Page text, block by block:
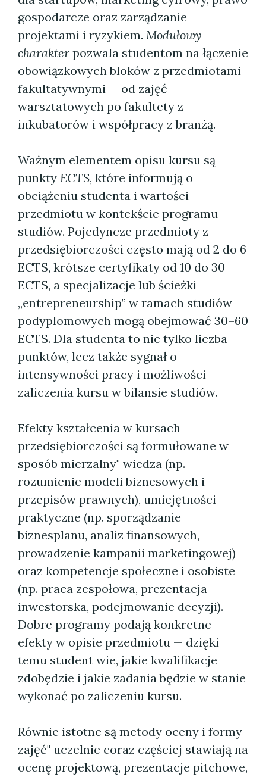
gospodarcze oraz zarządzanie
projektami i ryzykiem. Modułowy
charakter pozwala studentom na łączenie
obowiązkowych bloków z przedmiotami
fakultatywnymi — od zajęć
warsztatowych po fakultety z
inkubatorów i współpracy z branżą.
Ważnym elementem opisu kursu są
punkty ECTS, które informują o
obciążeniu studenta i wartości
przedmiotu w kontekście programu
studiów. Pojedyncze przedmioty z
przedsiębiorczości często mają od 2 do 6
ECTS, krótsze certyfikaty od 10 do 30
ECTS, a specjalizacje lub ścieżki
„entrepreneurship” w ramach studiów
podyplomowych mogą obejmować 30–60
ECTS. Dla studenta to nie tylko liczba
punktów, lecz także sygnał o
intensywności pracy i możliwości
zaliczenia kursu w bilansie studiów.
Efekty kształcenia w kursach
przedsiębiorczości są formułowane w
sposób mierzalny" wiedza (np.
rozumienie modeli biznesowych i
przepisów prawnych), umiejętności
praktyczne (np. sporządzanie
biznesplanu, analiz finansowych,
prowadzenie kampanii marketingowej)
oraz kompetencje społeczne i osobiste
(np. praca zespołowa, prezentacja
inwestorska, podejmowanie decyzji).
Dobre programy podają konkretne
efekty w opisie przedmiotu — dzięki
temu student wie, jakie kwalifikacje
zdobędzie i jakie zadania będzie w stanie
wykonać po zaliczeniu kursu.
Równie istotne są metody oceny i formy
zajęć" uczelnie coraz częściej stawiają na
ocenę projektową, prezentacje pitchowe,